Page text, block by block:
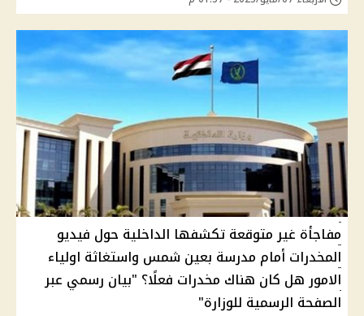
مفاجأة غير متوقعة تكشفها الداخلية حول فيديو
المخدرات أمام مدرسة بعين شمس واستغاثة اولياء
الامور هل كان هناك مخدرات فعلًا؟ "بيان رسمي عبر
الصفحة الرسمية للوزارة"